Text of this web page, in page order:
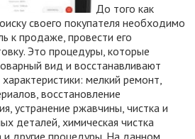
До того как
своего покупателя необходимо
к продаже, провести его
Это процедуры, которые
вид и восстанавливают
мелкий ремонт,
восстановление
устранение ржавчины, чистка и
деталей, химическая чистка
и другие процедуры. На данном